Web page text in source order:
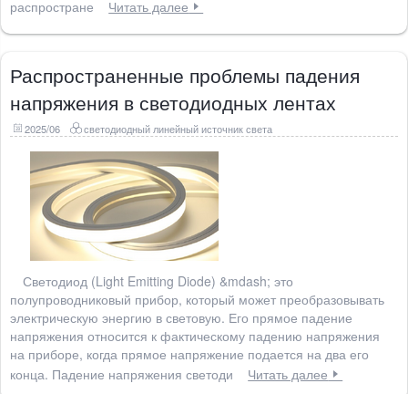
распростране
Читать далее
Распространенные проблемы падения
напряжения в светодиодных лентах
2025/06 светодиодный линейный источник света
Светодиод (Light Emitting Diode) &mdash; это
полупроводниковый прибор, который может преобразовывать
электрическую энергию в световую. Его прямое падение
напряжения относится к фактическому падению напряжения
на приборе, когда прямое напряжение подается на два его
конца. Падение напряжения светоди
Читать далее